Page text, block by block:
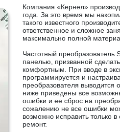
Компания «Кернел»
года. За это время мы
такого известного
ответственное и сложное
максимально полной
Частотный преобразователь
панелью, призванной
комфортным. При вводе в
программируется и
преобразователя выводится
ниже приведены все
ошибки и ее сброс на
сожалению не все ошибки
возможно исправить только
ремонт.